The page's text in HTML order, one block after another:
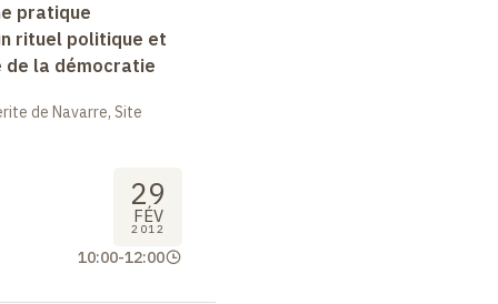
pratique
rituel politique et
de la démocratie
de Navarre, Site
29
FÉV
2012
10:00-12:00